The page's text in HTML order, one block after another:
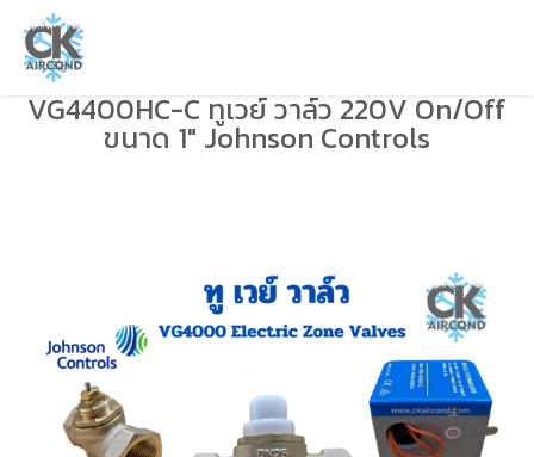
VG4400HC-C ทูเวย์ วาล์ว 220V On/Off
ขนาด 1″ Johnson Controls